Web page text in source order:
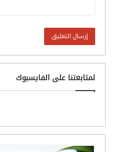
لمتابعتنا على الفايسبوك